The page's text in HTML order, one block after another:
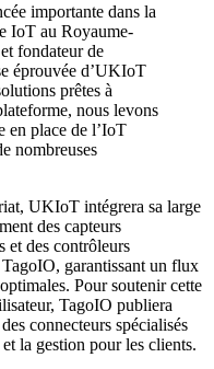
importante dans la
IoT au Royaume-
fondateur de
éprouvée d’UKIoT
prêtes à
nous levons
en place de l’IoT
nombreuses
UKIoT intégrera sa large
des capteurs
et des contrôleurs
garantissant un flux
Pour soutenir cette
TagoIO publiera
connecteurs spécialisés
la gestion pour les clients.